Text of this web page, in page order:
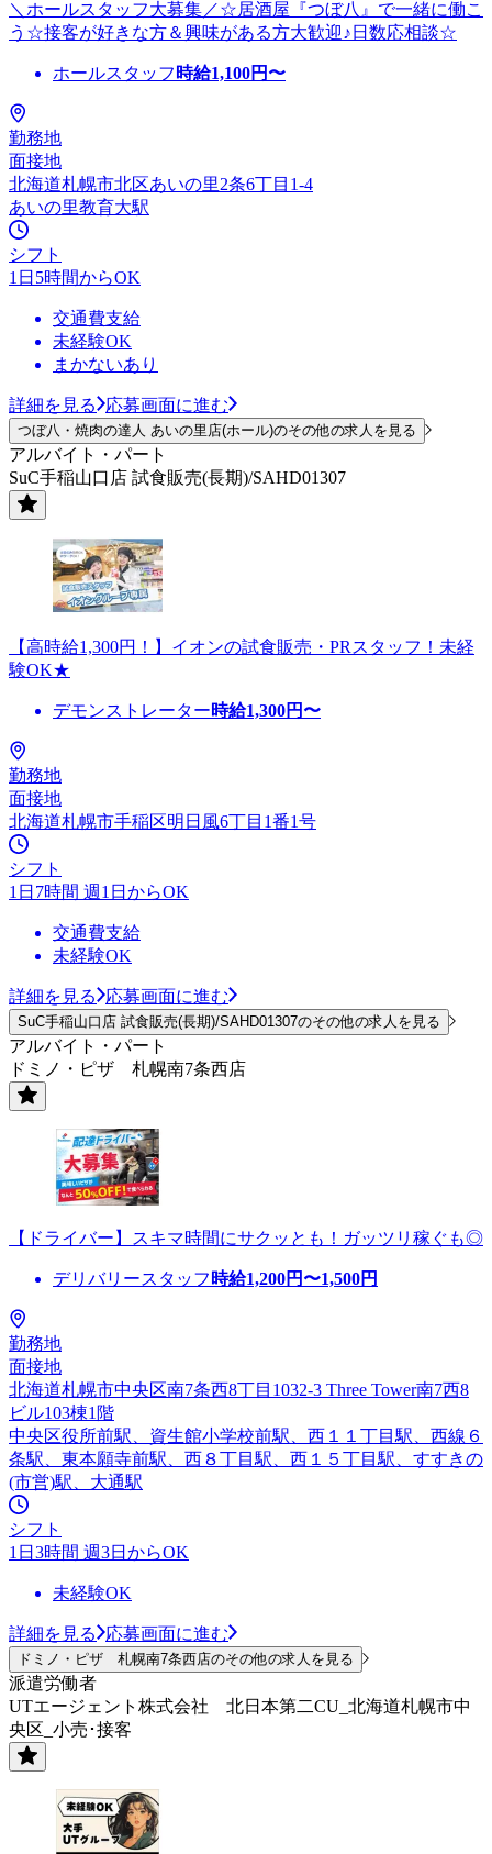
＼ホールスタッフ大募集／☆居酒屋『つぼ八』で一緒に働こ
う☆接客が好きな方＆興味がある方大歓迎♪日数応相談☆
ホールスタッフ 時給1,100円〜
勤務地
面接地
北海道札幌市北区あいの里2条6丁目1-4
あいの里教育大駅
シフト
1日5時間からOK
交通費支給
未経験OK
まかないあり
詳細を見る 応募画面に進む
つぼ八・焼肉の達人 あいの里店(ホール)のその他の求人を見る
アルバイト・パート
SuC手稲山口店 試食販売(長期)/SAHD01307
【高時給1,300円！】イオンの試食販売・PRスタッフ！未経
験OK★
デモンストレーター時給1,300円〜
勤務地
面接地
北海道札幌市手稲区明日風6丁目1番1号
シフト
1日7時間 週1日からOK
交通費支給
未経験OK
詳細を見る 応募画面に進む
SuC手稲山口店 試食販売(長期)/SAHD01307のその他の求人を見る
アルバイト・パート
ドミノ・ピザ 札幌南7条西店
【ドライバー】スキマ時間にサクッとも！ガッツリ稼ぐも◎
デリバリースタッフ 時給1,200円〜1,500円
勤務地
面接地
北海道札幌市中央区南7条西8丁目1032-3 Three Tower南7西8
ビル103棟1階
中央区役所前駅、資生館小学校前駅、西１１丁目駅、西線６
条駅、東本願寺前駅、西８丁目駅、西１５丁目駅、すすきの
(市営)駅、大通駅
シフト
1日3時間 週3日からOK
未経験OK
詳細を見る 応募画面に進む
ドミノ・ピザ 札幌南7条西店のその他の求人を見る
派遣労働者
UTエージェント株式会社 北日本第二CU_北海道札幌市中
央区_小売･接客